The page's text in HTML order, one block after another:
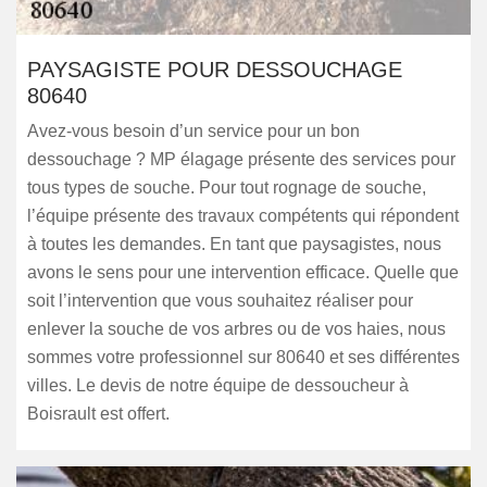
PAYSAGISTE POUR DESSOUCHAGE
80640
Avez-vous besoin d’un service pour un bon
dessouchage ? MP élagage présente des services pour
tous types de souche. Pour tout rognage de souche,
l’équipe présente des travaux compétents qui répondent
à toutes les demandes. En tant que paysagistes, nous
avons le sens pour une intervention efficace. Quelle que
soit l’intervention que vous souhaitez réaliser pour
enlever la souche de vos arbres ou de vos haies, nous
sommes votre professionnel sur 80640 et ses différentes
villes. Le devis de notre équipe de dessoucheur à
Boisrault est offert.